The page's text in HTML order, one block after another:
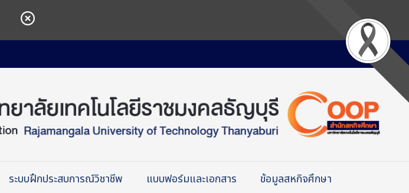
ระบบฝึกประสบการณ์วิชาชีพ แบบฟอร์มและเอกสาร ข้อมูลสหกิจศึกษา